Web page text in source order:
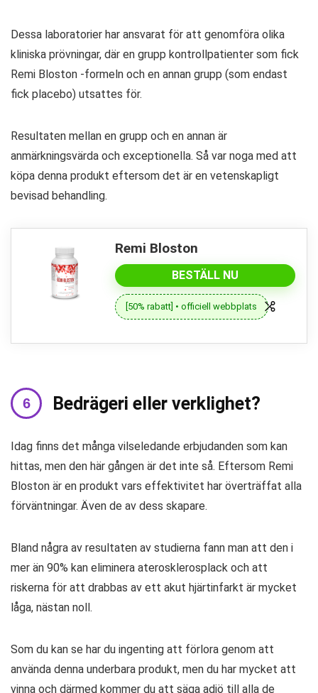
Dessa laboratorier har ansvarat för att genomföra olika
kliniska prövningar, där en grupp kontrollpatienter som fick
Remi Bloston -formeln och en annan grupp (som endast
fick placebo) utsattes för.
Resultaten mellan en grupp och en annan är
anmärkningsvärda och exceptionella. Så var noga med att
köpa denna produkt eftersom det är en vetenskapligt
bevisad behandling.
Remi Bloston
BESTÄLL NU
[50% rabatt] • officiell webbplats
Bedrägeri eller verklighet?
Idag finns det många vilseledande erbjudanden som kan
hittas, men den här gången är det inte så. Eftersom Remi
Bloston är en produkt vars effektivitet har överträffat alla
förväntningar. Även de av dess skapare.
Bland några av resultaten av studierna fann man att den i
mer än 90% kan eliminera aterosklerosplack och att
riskerna för att drabbas av ett akut hjärtinfarkt är mycket
låga, nästan noll.
Som du kan se har du ingenting att förlora genom att
använda denna underbara produkt, men du har mycket att
vinna och därmed kommer du att säga adjö till alla de